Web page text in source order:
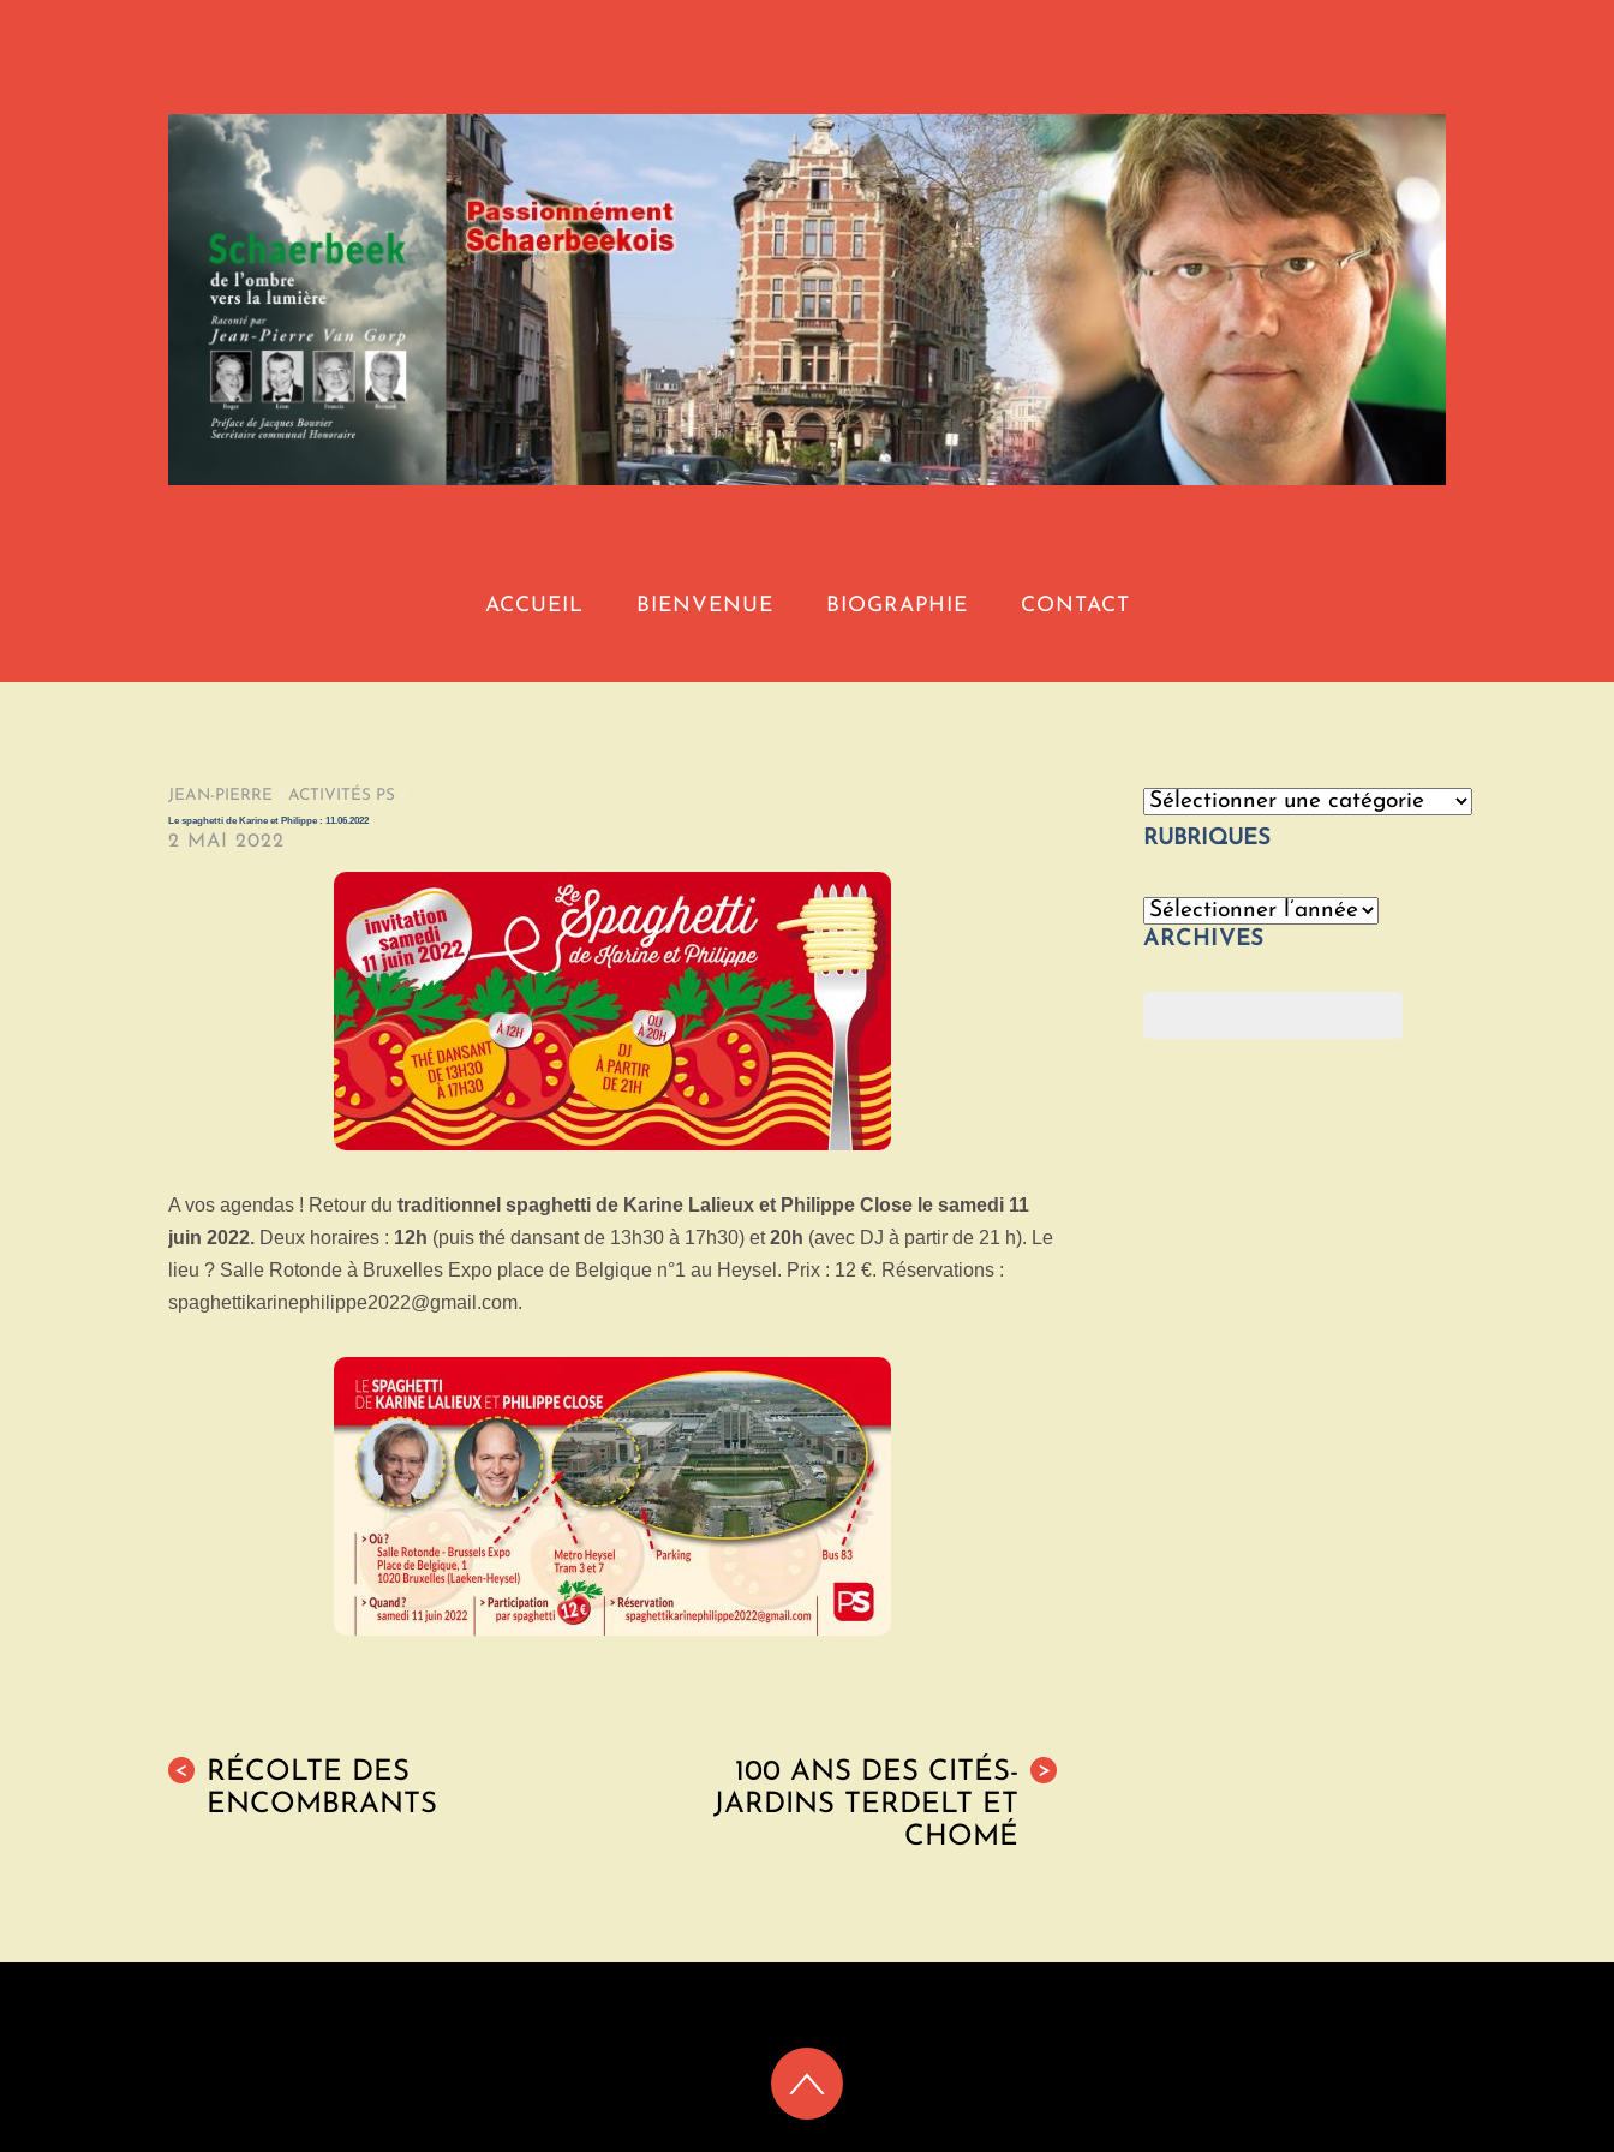
ACCUEIL BIENVENUE BIOGRAPHIE CONTACT
JEAN-PIERRE / ACTIVITÉS PS /
Le spaghetti de Karine et Philippe : 11.06.2022
2 MAI 2022
A vos agendas ! Retour du traditionnel spaghetti de Karine Lalieux et Philippe Close le samedi 11
juin 2022. Deux horaires : 12h (puis thé dansant de 13h30 à 17h30) et20h (avec DJ à partir de 21 h). Le
lieu ? Salle Rotonde à Bruxelles Expo place de Belgique n°1 au Heysel. Prix : 12 €. Réservations :
spaghettikarinephilippe2022@gmail.com.
<
RÉCOLTE DES
ENCOMBRANTS
>
100 ANS DES CITÉS-
JARDINS TERDELT ET
CHOMÉ
Catégories
RUBRIQUES
Archives
ARCHIVES